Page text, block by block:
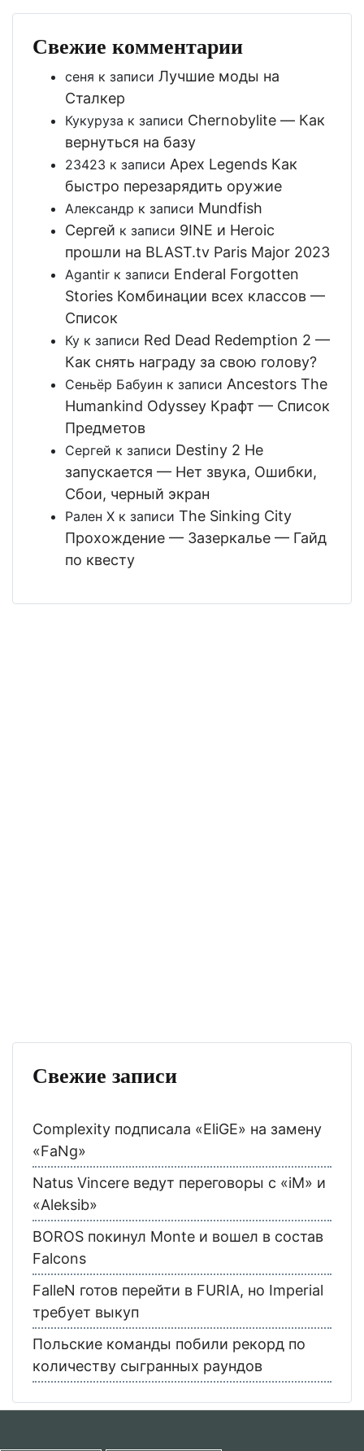
Свежие комментарии
сеня к записи Лучшие моды на
Сталкер
Кукуруза к записи Chernobylite — Как
вернуться на базу
23423 к записи Apex Legends Как
быстро перезарядить оружие
Александр к записи Mundfish
Сергей к записи 9INE и Heroic
прошли на BLAST.tv Paris Major 2023
Agantir к записи Enderal Forgotten
Stories Комбинации всех классов —
Список
Ку к записи Red Dead Redemption 2 —
Как снять награду за свою голову?
Сеньёр Бабуин к записи Ancestors The
Humankind Odyssey Крафт — Список
Предметов
Сергей к записи Destiny 2 Не
запускается — Нет звука, Ошибки,
Сбои, черный экран
Рален Х к записи The Sinking City
Прохождение — Зазеркалье — Гайд
по квесту
Свежие записи
Complexity подписала «EliGE» на замену
«FaNg»
Natus Vincere ведут переговоры с «iM» и
«Aleksib»
BOROS покинул Monte и вошел в состав
Falcons
FalleN готов перейти в FURIA, но Imperial
требует выкуп
Польские команды побили рекорд по
количеству сыгранных раундов